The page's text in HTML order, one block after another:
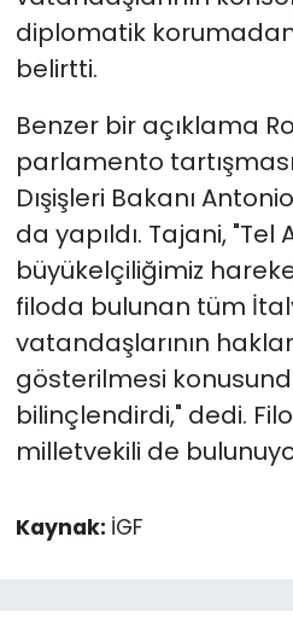
diplomatik
belirtti.
Benzer bir açıklama
parlamento
Dışişleri Bakanı
da yapıldı. Tajani, "Tel
büyükelçiliğimiz
filoda bulunan tüm
vatandaşlarının
gösterilmesi
bilinçlendirdi," dedi.
milletvekili de
Kaynak: İGF